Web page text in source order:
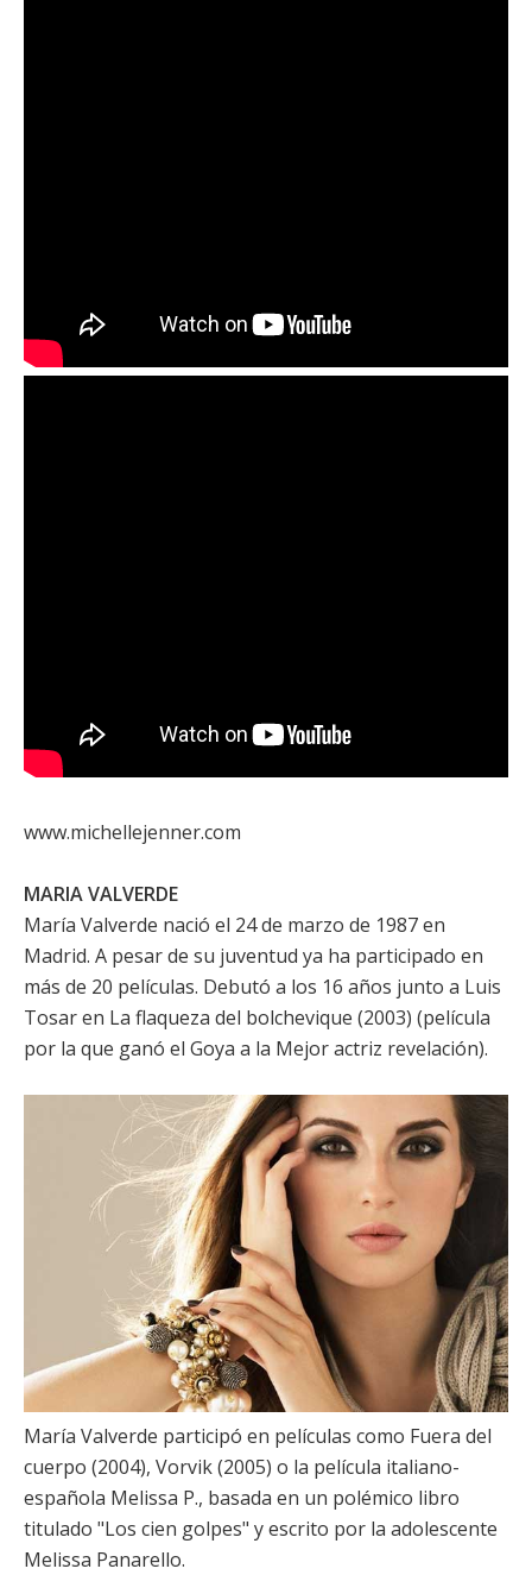
www.michellejenner.com
MARIA VALVERDE
María Valverde nació el 24 de marzo de 1987 en
Madrid. A pesar de su juventud ya ha participado en
más de 20 películas. Debutó a los 16 años junto a Luis
Tosaren La flaqueza del bolchevique (2003) (película
por la que ganó el Goya a la Mejor actriz revelación).
María Valverde participó en películas como Fuera del
cuerpo (2004), Vorvik(2005) o la película italiano-
española Melissa P., basada en un polémico libro
titulado "Los cien golpes" y escrito por la adolescente
Melissa Panarello.